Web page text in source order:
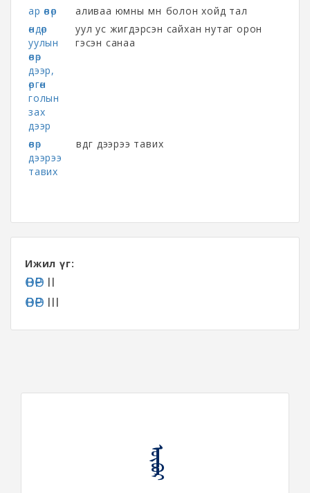
ар өвөр
аливаа юмны өмнө болон хойд тал
өндөр
уулын
өвөр
дээр,
өргөн
голын
зах
дээр
уул ус жигдэрсэн сайхан нутаг орон
гэсэн санаа
өвөр
дээрээ
тавих
өвдөг дээрээ тавих
Ижил үг:
ӨВӨРII
ӨВӨРIII
ᠥᠪᠦᠷ